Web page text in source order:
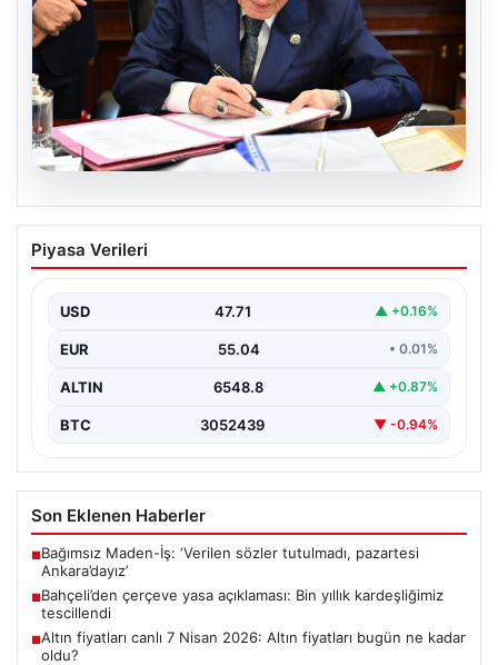
Bahçeli’den çerçeve yasa açıklaması:
Bin yıllık kardeşliğimiz tescillendi
Piyasa Verileri
USD 47.71 ▲ +0.16%
EUR 55.04 • 0.01%
ALTIN 6548.8 ▲ +0.87%
BTC 3052439 ▼ -0.94%
Son Eklenen Haberler
■Bağımsız Maden-İş: ‘Verilen sözler tutulmadı, pazartesi
Ankara’dayız’
■Bahçeli’den çerçeve yasa açıklaması: Bin yıllık kardeşliğimiz
tescillendi
■Altın fiyatları canlı 7 Nisan 2026: Altın fiyatları bugün ne kadar
oldu?